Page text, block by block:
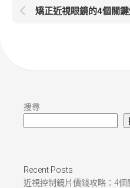
矯正近視眼鏡的4個關
搜尋
Recent Posts
近視控制鏡片價錢攻略：4個